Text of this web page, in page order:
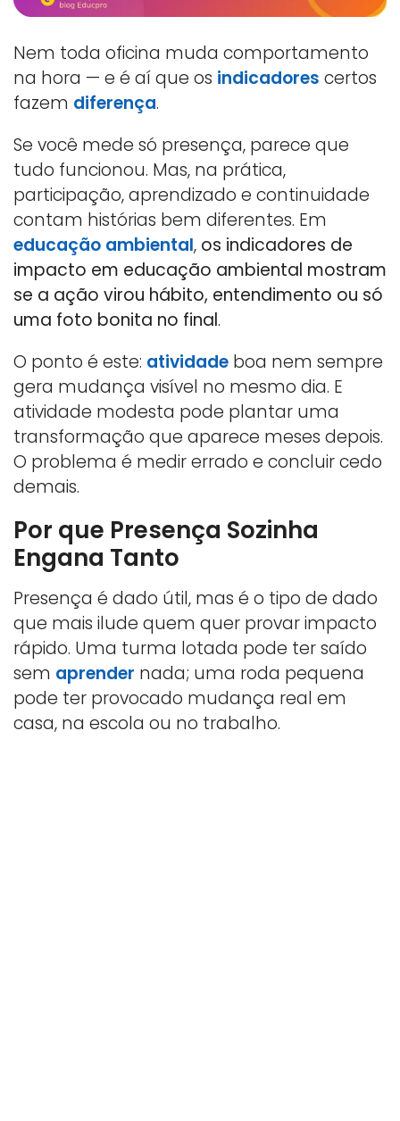
Nem toda oficina muda comportamento
na hora — e é aí que os indicadores certos
fazem diferença.
Se você mede só presença, parece que
tudo funcionou. Mas, na prática,
participação, aprendizado e continuidade
contam histórias bem diferentes. Em
educação ambiental, os indicadores de
impacto em educação ambiental mostram
se a ação virou hábito, entendimento ou só
uma foto bonita no final.
O ponto é este: atividade boa nem sempre
gera mudança visível no mesmo dia. E
atividade modesta pode plantar uma
transformação que aparece meses depois.
O problema é medir errado e concluir cedo
demais.
Por que Presença Sozinha
Engana Tanto
Presença é dado útil, mas é o tipo de dado
que mais ilude quem quer provar impacto
rápido. Uma turma lotada pode ter saído
sem aprender nada; uma roda pequena
pode ter provocado mudança real em
casa, na escola ou no trabalho.